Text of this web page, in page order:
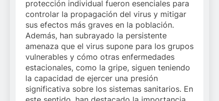
protección individual fueron esenciales para
controlar la propagación del virus y mitigar
sus efectos más graves en la población.
Además, han subrayado la persistente
amenaza que el virus supone para los grupos
vulnerables y cómo otras enfermedades
estacionales, como la gripe, siguen teniendo
la capacidad de ejercer una presión
significativa sobre los sistemas sanitarios. En